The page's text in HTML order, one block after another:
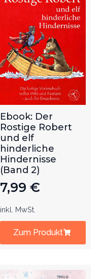
Ebook: Der
Rostige Robert
und elf
hinderliche
Hindernisse
(Band 2)
7,99 €
inkl. MwSt.
Zum Produkt